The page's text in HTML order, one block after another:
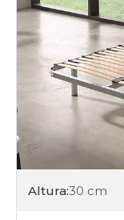
Altura:30 cm